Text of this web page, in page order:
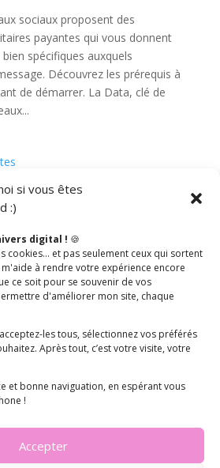
si vous êtes
:)
digital ! 🍪
cookies… et pas seulement ceux qui sortent
à rendre votre expérience encore
ce soit pour se souvenir de vos
d'améliorer mon site, chaque
les tous, sélectionnez vos préférés
Après tout, c’est votre visite, votre
et bonne naviguation, en espérant vous
!
Accepter
sociaux proposent des
payantes qui vous donnent
spécifiques auxquels
Découvrez les prérequis à
de démarrer. La Data, clé de
sociaux
sur les réseaux sociaux
pour son entreprise
19 : comment adapter sa